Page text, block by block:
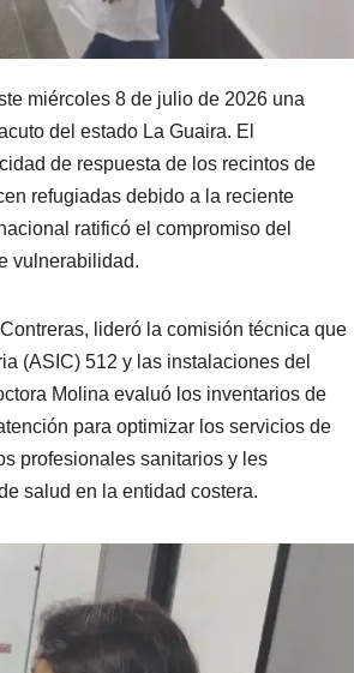
miércoles 8 de julio de 2026 una
del estado La Guaira. El
de respuesta de los recintos de
refugiadas debido a la reciente
ratificó el compromiso del
vulnerabilidad.
lideró la comisión técnica que
(ASIC) 512 y las instalaciones del
Molina evaluó los inventarios de
para optimizar los servicios de
profesionales sanitarios y les
salud en la entidad costera.